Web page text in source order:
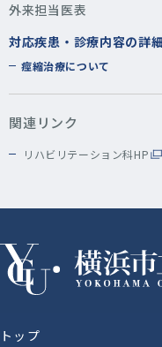
外来担当医表
対応疾患・診療内容の詳細
痙縮治療について
関連リンク
リハビリテーション科HP
トップ